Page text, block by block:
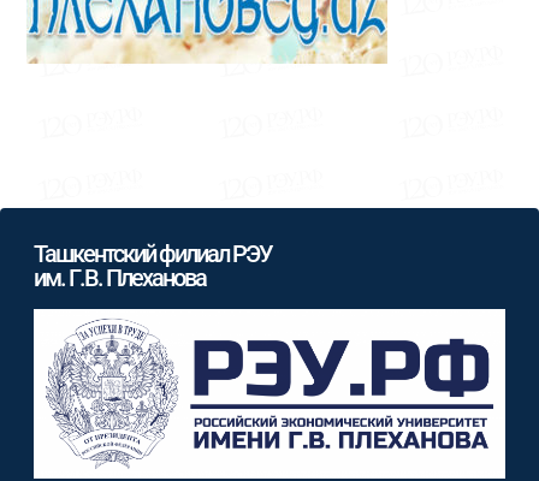
Ташкентский филиал РЭУ
им. Г.В. Плеханова